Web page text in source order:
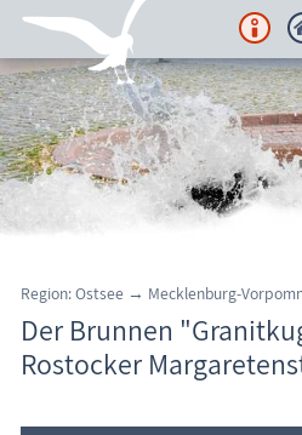
Unterkünfte
Regionales
Urlaubsorte
Karten
Freizeit
Region: Ostsee → Mecklenburg-
Der Brunnen
Rostocker